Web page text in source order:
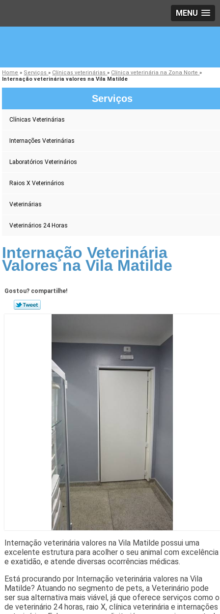
MENU
Home » Serviços» Clínicas veterinárias» Clínica veterinária na Zona Norte»
Internação veterinária valores na Vila Matilde
Serviços
Clínicas Veterinárias
Internações Veterinárias
Laboratórios Veterinários
Raios X Veterinários
Veterinárias
Veterinários 24 Horas
Internação Veterinária
Valores na Vila Matilde
Gostou? compartilhe!
Internação veterinária valores na Vila Matilde possui uma
excelente estrutura para acolher o seu animal com excelência
e exatidão, e atende diversas ocorrências médicas.
Está procurando por Internação veterinária valores na Vila
Matilde? Atuando no segmento de pets, a Veterinário pode
ser sua alternativa mais viável, já que oferece serviços como o
de veterinário 24 horas, raio X, clínica veterinária e internações